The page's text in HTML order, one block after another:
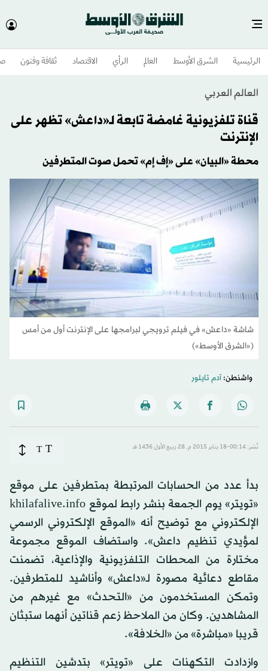
الرئيسية الشرق الأوسط​ العالم الرأي الاقتصاد ثقافة وفنون
العالم العربي
قناة تلفزيونية غامضة تابعة لـ«داعش» تظهر على
الإنترنت
محطة «البيان» على «إف إم» تحمل صوت المتطرفين
شاشة «داعش» في فيلم ترويجي لبرامجها على الإنترنت أول من أمس
(«الشرق الأوسط»)
واشنطن:آدم تايلور
نُشر: 00:14-18 يناير 2015 م ـ 28 ربيع الأول 1436 هـ T
T
بدأ عدد من الحسابات المرتبطة بمتطرفين على موقع
«تويتر» يوم الجمعة بنشر رابط لموقع khilafalive.info
الإلكتروني مع توضيح أنه «الموقع الإلكتروني الرسمي
لمؤيدي تنظيم داعش». واستضاف الموقع مجموعة
مختارة من المحطات التلفزيونية والإذاعية، تضمنت
مقاطع دعائية مصورة لـ«داعش» وأناشيد للمتطرفين.
وتمكن المستخدمون من «التحدث» مع غيرهم من
المشاهدين. وكان من الملاحظ زعم قناتين أنهما ستبثان
قريبا «مباشرة» من «الخلافة».
وازدادت التكهنات على «تويتر» بتدشين التنظيم